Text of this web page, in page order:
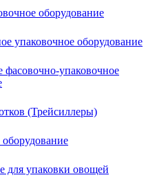
оборудование
упаковочное оборудование
фасовочно-упаковочное
(Трейсиллеры)
для упаковки овощей